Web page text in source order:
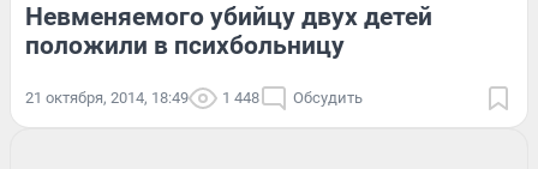
Невменяемого убийцу двух детей
положили в психбольницу
21 октября, 2014, 18:49 1 448 Обсудить